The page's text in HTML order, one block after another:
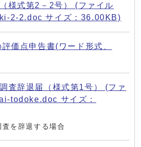
様式第2－2号） (ファイル
2-2.doc サイズ：36.00KB)
価点申告書(ワード形式、
査辞退届（様式第1号） (ファ
todoke.doc サイズ：
を辞退する場合